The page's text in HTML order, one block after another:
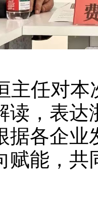
任对本
读，表
据各企业
赋能，共